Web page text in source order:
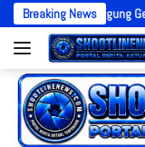
Langsung
ke
konten
Breaking NewsGelar Rakor